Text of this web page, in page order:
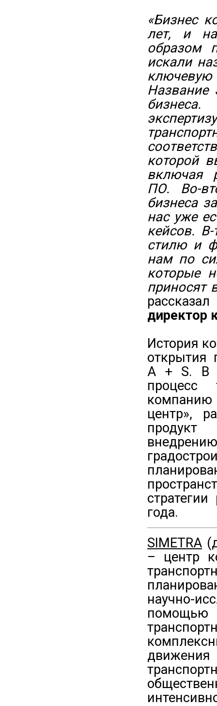
«Бизнес
лет, и
образом
искали
Название
которой
включая
ПО. Во-
бизнеса
нас уже
кейсов. В-
стилю и
нам по
которые
приносят
рассказал
директор
История
открытия
A + S. В
процесс
компанию
центр»,
продукт
года.
SIMETRA
– центр
научно-
помощью